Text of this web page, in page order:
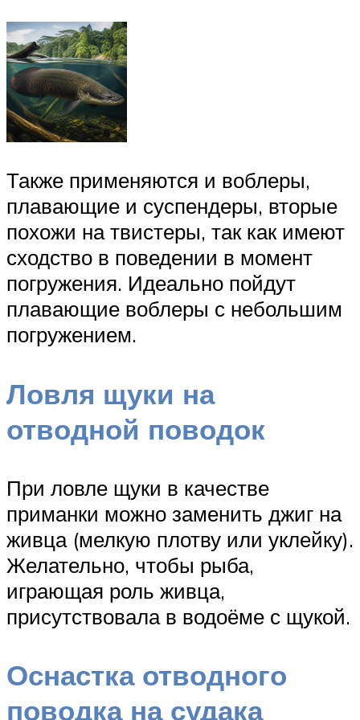
Также применяются и воблеры,
плавающие и суспендеры, вторые
похожи на твистеры, так как имеют
сходство в поведении в момент
погружения. Идеально пойдут
плавающие воблеры с небольшим
погружением.
Ловля щуки на
отводной поводок
При ловле щуки в качестве
приманки можно заменить джиг на
живца (мелкую плотву или уклейку).
Желательно, чтобы рыба,
играющая роль живца,
присутствовала в водоёме с щукой.
Оснастка отводного
поводка на судака